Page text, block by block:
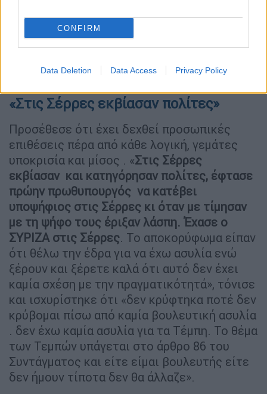
CONFIRM
Data Deletion Data Access Privacy Policy
«Εδώ είναι και οι ειδοποιός διαφορά,
δεν παίξαμε πολιτικό θέατρο όπως έγινε
στο Μάτι. Παραιτήθηκα αμέσως και δεν θα
μπορούσα να πω ότι τα κάναμε όλα σωστά γι΄
αυτό αβέλαβε την πολιτική ευθύνη».
«Στις Σέρρες εκβίασαν πολίτες»
Προσέθεσε ότι έχει δεχθεί προσωπικές
επιθέσεις πέρα από κάθε λογική, γεμάτες
υποκρισία και μίσος . «Στις Σέρρες
εκβίασαν και κατηγόρησαν πολίτες, έφτασε
πρώην πρωθυπουργός να κατέβει
υποψήφιος στις Σέρρες κι όταν με τίμησαν
με τη ψήφο τους έριξαν λάσπη. Έχασε ο
ΣΥΡΙΖΑ στις Σέρρες. Το αποκορύφωμα είπαν
ότι θέλω την έδρα για να έχω ασυλία ενώ
ξέρουν και ξέρετε καλά ότι αυτό δεν έχει
καμία σχέση με την πραγματικότητά», τόνισε
και ισχυρίστηκε ότι «δεν κρύφτηκα ποτέ δεν
κρύβομαι πίσω από καμία βουλευτική ασυλία
. δεν έχω καμία ασυλία για τα Τέμπη. Το θέμα
των Τεμπών υπάγεται στο άρθρο 86 του
Συντάγματος και είτε είμαι βουλευτής είτε
δεν ήμουν τίποτα δεν θα άλλαζε».